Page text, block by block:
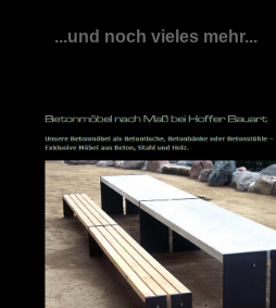
...und noch vieles mehr...